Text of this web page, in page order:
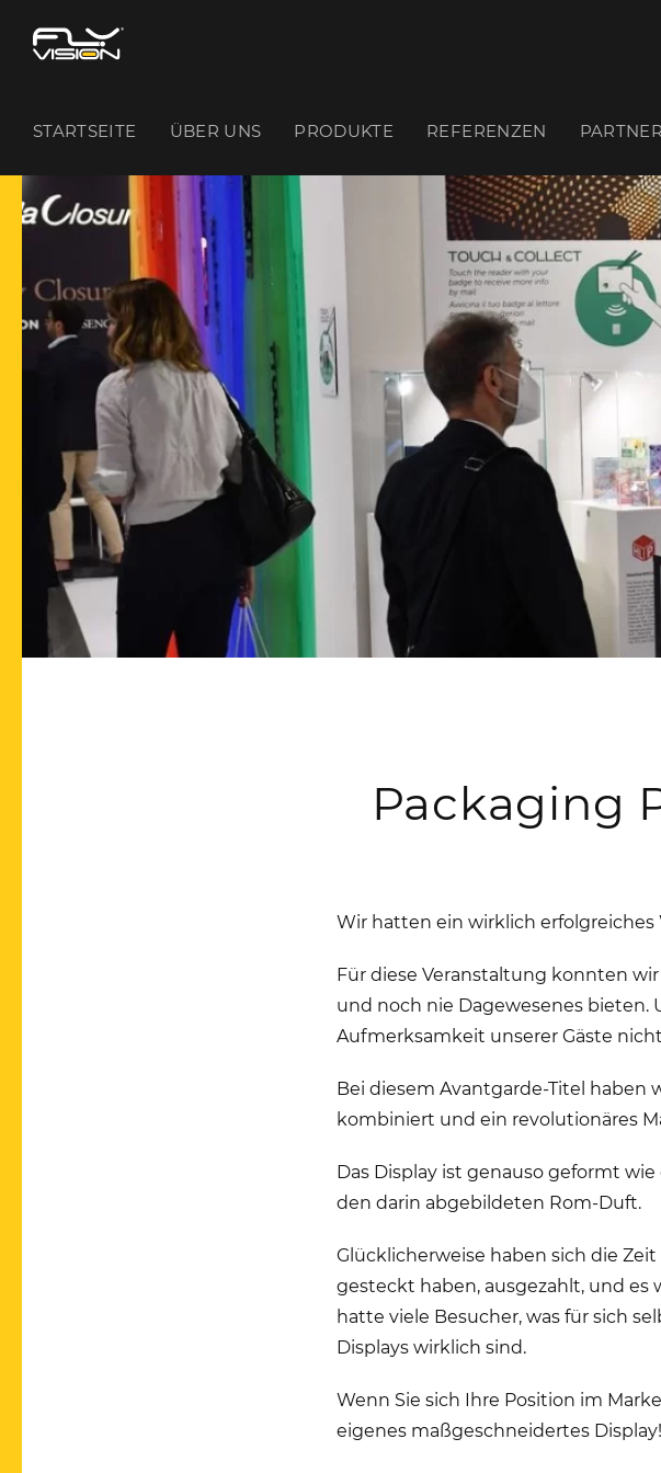
STARTSEITE ÜBER UNS PRODUKTE REFERENZEN PARTNER
Packaging
Wir hatten ein wirklich erfolgreiches
Für diese Veranstaltung konnten
und noch nie Dagewesenes bieten.
Aufmerksamkeit unserer Gäste
Bei diesem Avantgarde-Titel haben
kombiniert und ein revolutionäres
Das Display ist genauso geformt
den darin abgebildeten Rom-Duft.
Glücklicherweise haben sich die
gesteckt haben, ausgezahlt, und es
hatte viele Besucher, was für sich
Displays wirklich sind.
Wenn Sie sich Ihre Position im
eigenes maßgeschneidertes Display!